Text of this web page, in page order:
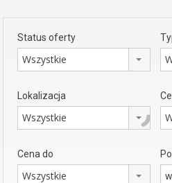
Status oferty
Wszystkie
Lokalizacja
Wszystkie
Cena do
Wszystkie